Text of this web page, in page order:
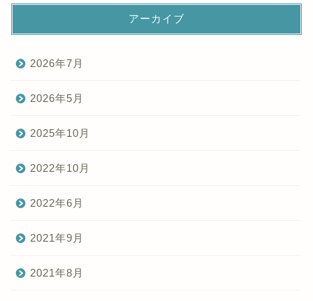
アーカイブ
2026年7月
2026年5月
2025年10月
2022年10月
2022年6月
2021年9月
2021年8月